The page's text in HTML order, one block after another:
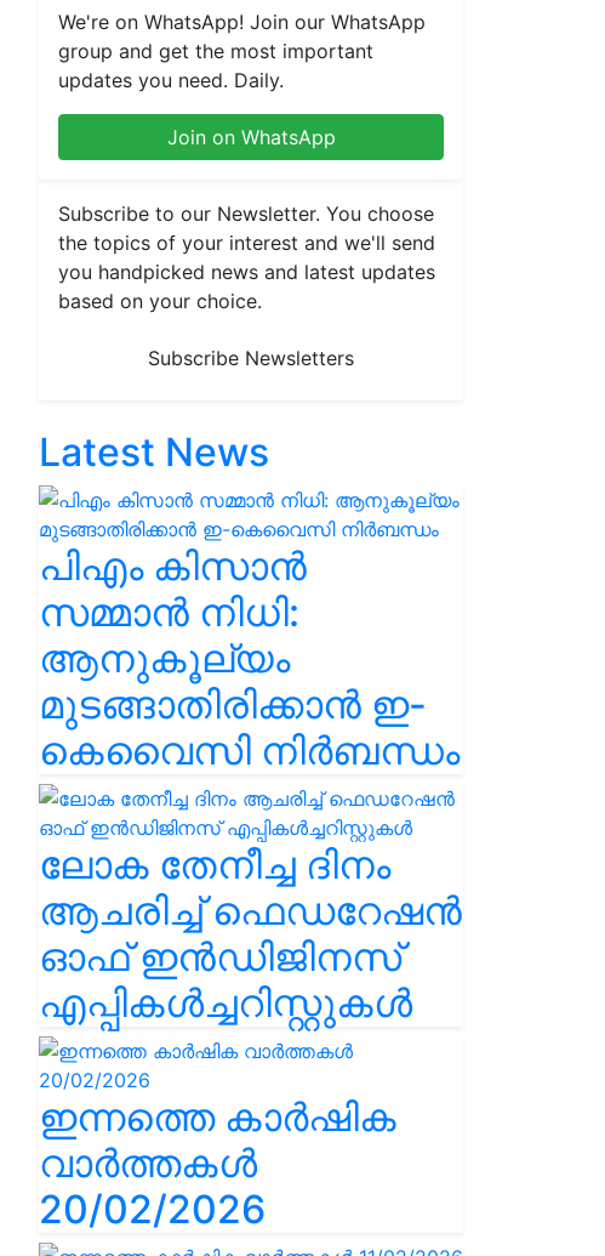
We're on WhatsApp! Join our WhatsApp
group and get the most important
updates you need. Daily.
Join on WhatsApp
Subscribe to our Newsletter. You choose
the topics of your interest and we'll send
you handpicked news and latest updates
based on your choice.
Subscribe Newsletters
Latest News
പിഎം കിസാൻ
സമ്മാൻ നിധി:
ആനുകൂല്യം
മുടങ്ങാതിരിക്കാൻ ഇ-
കെവൈസി നിർബന്ധം
ലോക തേനീച്ച ദിനം
ആചരിച്ച് ഫെഡറേഷൻ
ഓഫ് ഇൻഡിജിനസ്
എപ്പികൾച്ചറിസ്റ്റുകൾ
ഇന്നത്തെ കാർഷിക
വാർത്തകൾ
20/02/2026